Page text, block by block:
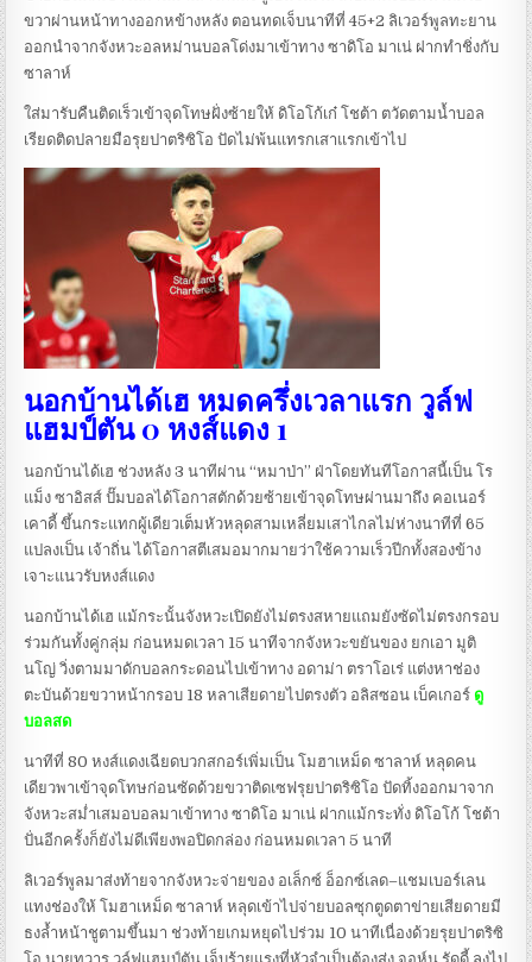
ขวาผ่านหน้าทางออกหข้างหลัง ตอนทดเจ็บนาทีที่ 45+2 ลิเวอร์พูลทะยาน
ออกนำจากจังหวะอลหม่านบอลโด่งมาเข้าทาง ซาดิโอ มาเน่ ฝากทำชิ่งกับ
ซาลาห์
ใส่มารับคืนติดเร็วเข้าจุดโทษฝั่งซ้ายให้ ดิโอโก้เก๋ โชต้า ตวัดตามน้ำบอล
เรียดติดปลายมือรุยปาตริซิโอ ปัดไม่พ้นแทรกเสาแรกเข้าไป
นอกบ้านได้เฮ หมดครึ่งเวลาแรก วูล์ฟ
แฮมป์ตัน 0 หงส์แดง 1
นอกบ้านได้เฮ ช่วงหลัง 3 นาทีผ่าน “หมาป่า” ฝ่าโดยทันทีโอกาสนี้เป็น โร
แม็ง ซาอิสส์ ปั๊มบอลได้โอกาสตักด้วยซ้ายเข้าจุดโทษผ่านมาถึง คอเนอร์
เคาดี้ ขึ้นกระแทกผู้เดียวเต็มหัวหลุดสามเหลี่ยมเสาไกลไม่ห่างนาทีที่ 65
แปลงเป็น เจ้าถิ่น ได้โอกาสตีเสมอมากมายว่าใช้ความเร็วปีกทั้งสองข้าง
เจาะแนวรับหงส์แดง
นอกบ้านได้เฮ แม้กระนั้นจังหวะเปิดยังไม่ตรงสหายแถมยังซัดไม่ตรงกรอบ
ร่วมกันทั้งคู่กลุ่ม ก่อนหมดเวลา 15 นาทีจากจังหวะขยันของ ยกเอา มูติ
นโญ่ วิ่งตามมาดักบอลกระดอนไปเข้าทาง อดาม่า ตราโอเร่ แต่งหาช่อง
ตะบันด้วยขวาหน้ากรอบ 18 หลาเสียดายไปตรงตัว อลิสซอน เบ็คเกอร์ ดู
บอลสด
นาทีที่ 80 หงส์แดงเฉียดบวกสกอร์เพิ่มเป็น โมฮาเหม็ด ซาลาห์ หลุดคน
เดียวพาเข้าจุดโทษก่อนซัดด้วยขวาติดเซฟรุยปาตริซิโอ ปัดทิ้งออกมาจาก
จังหวะสม่ำเสมอบอลมาเข้าทาง ซาดิโอ มาเน่ ฝากแม้กระทั่ง ดิโอโก้ โชต้า
ปั่นอีกครั้งก็ยังไม่ดีเพียงพอปิดกล่อง ก่อนหมดเวลา 5 นาที
ลิเวอร์พูลมาส่งท้ายจากจังหวะจ่ายของ อเล็กซ์ อ็อกซ์เลด–แชมเบอร์เลน
แทงช่องให้ โมฮาเหม็ด ซาลาห์ หลุดเข้าไปจ่ายบอลซุกตูดตาข่ายเสียดายมี
ธงล้ำหน้าชูตามขึ้นมา ช่วงท้ายเกมหยุดไปร่วม 10 นาทีเนื่องด้วยรุยปาตริซิ